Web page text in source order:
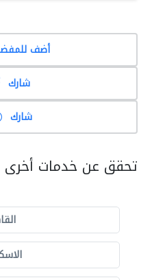
أضف
شارك
شارك
تحقق عن خدمات